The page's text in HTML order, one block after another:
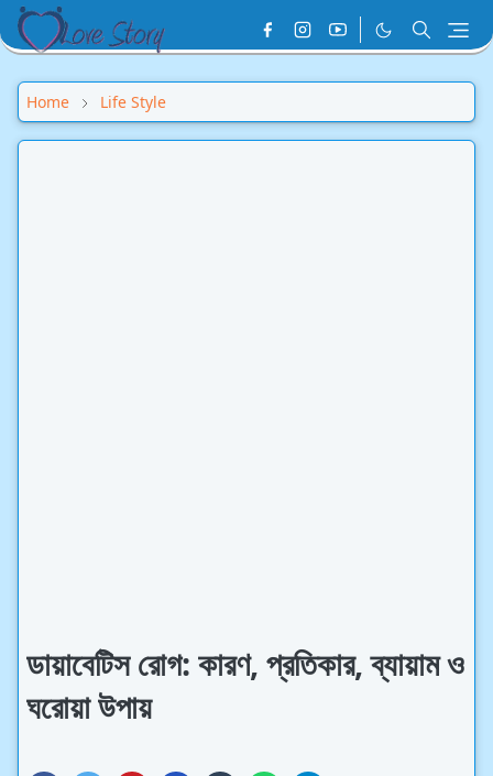
Home Life Style
ডায়াবেটিস রোগ: কারণ, প্রতিকার, ব্যায়াম ও
ঘরোয়া উপায়